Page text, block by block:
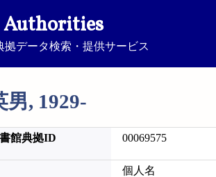
Authorities
拠データ検索・提供サービス
男, 1929-
館典拠ID 00069575
個人名